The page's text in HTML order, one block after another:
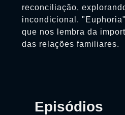
reconciliação,
incondicional.
que nos lembra da
das relações familiares.
Episódios